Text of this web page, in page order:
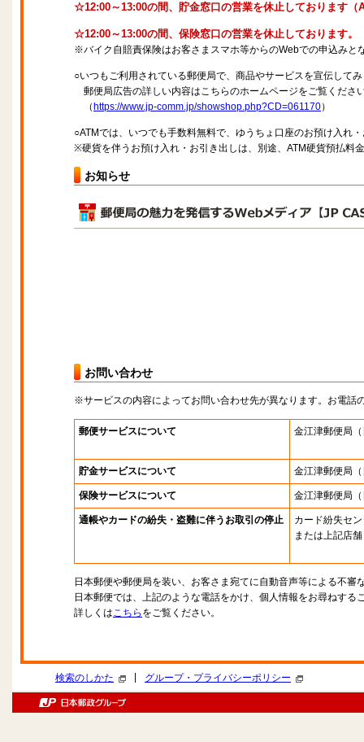
☆12:00～13:00の間、貯金窓口の営業を休止しております（
☆12:00～13:00の間、保険窓口の営業を休止しております。
※バイク自賠責保険はお客さまスマホ等からのWebでの申込みと
○いつもご利用されている郵便局で、商品やサービスを宣伝して
郵便局広告の詳しい内容はこちらのホームページをご覧くださ
（ https://www.jp-comm.jp/showshop.php?CD=061170）
○ATMでは、いつでも手数料無料で、ゆうちょ口座のお預け入れ
※硬貨を伴うお預け入れ・お引き出しは、別途、ATM硬貨預払料
お知らせ
お問い合わせ
※サービスの内容によってお問い合わせ先が異なります。お電話
郵便サービスについて 金江津郵便局
貯金サービスについて 金江津郵便局
保険サービスについて 金江津郵便局
通帳やカードの紛失・盗難に伴うお取引の停止
カード紛失セ
または上記店舗
日本郵便や郵便局を装い、お客さま宛てに自動音声等による不審
日本郵便では、上記のような電話をかけ、個人情報をお尋ねする
詳しくはこちら をご覧ください。
検索のしかた グループ・プライバシーポリシー